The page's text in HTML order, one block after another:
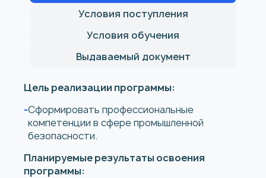
Условия поступления
Условия обучения
Выдаваемый документ
Цель реализации программы:
Сформировать профессиональные
компетенции в сфере промышленной
безопасности.
Планируемые результаты освоения
программы: